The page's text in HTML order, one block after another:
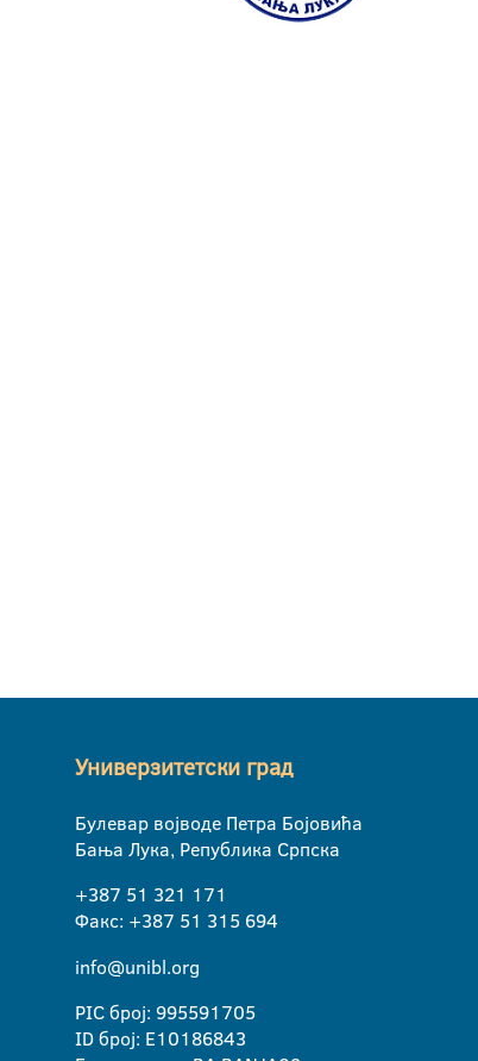
Универзитетски град
Булевар војводе Петра Бојовића
Бања Лука, Република Српска
+387 51 321 171
Факс: +387 51 315 694
info@unibl.org
PIC број: 995591705
ID број: E10186843